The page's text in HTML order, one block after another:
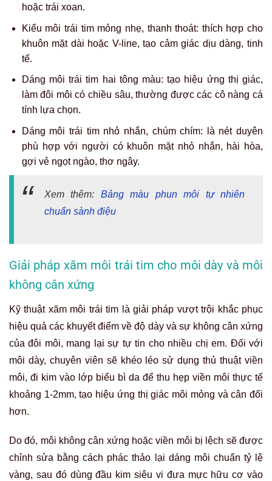
hoặc trái xoan.
Kiểu môi trái tim mỏng nhẹ, thanh thoát: thích hợp cho
khuôn mặt dài hoặc V-line, tạo cảm giác dịu dàng, tinh
tế.
Dáng môi trái tim hai tông màu: tạo hiệu ứng thị giác,
làm đôi môi có chiều sâu, thường được các cô nàng cá
tính lựa chọn.
Dáng môi trái tim nhỏ nhắn, chúm chím: là nét duyên
phù hợp với người có khuôn mặt nhỏ nhắn, hài hòa,
gợi vẻ ngọt ngào, thơ ngây.
Xem thêm: Bảng màu phun môi tự nhiên
chuẩn sành điệu
Giải pháp xăm môi trái tim cho môi dày và môi
không cân xứng
Kỹ thuật xăm môi trái tim là giải pháp vượt trội khắc phục
hiệu quả các khuyết điểm về độ dày và sự không cân xứng
của đôi môi, mang lại sự tự tin cho nhiều chị em. Đối với
môi dày, chuyên viên sẽ khéo léo sử dụng thủ thuật viền
môi, đi kim vào lớp biểu bì da để thu hẹp viền môi thực tế
khoảng 1-2mm, tạo hiệu ứng thị giác môi mỏng và cân đối
hơn.
Do đó, môi không cân xứng hoặc viền môi bị lệch sẽ được
chỉnh sửa bằng cách phác thảo lại dáng môi chuẩn tỷ lệ
vàng, sau đó dùng đầu kim siêu vi đưa mực hữu cơ vào